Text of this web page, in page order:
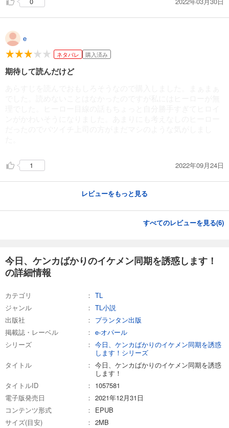
e
ネタバレ 購入済み
期待して読んだけど
1 2022年09月24日
レビューをもっと見る
すべてのレビューを見る(6)
今日、ケンカばかりのイケメン同期を誘惑します！
の詳細情報
カテゴリ
TL
ジャンル
TL小説
出版社
プランタン出版
掲載誌・レーベル
e-オパール
シリーズ
今日、ケンカばかりのイケメン同期を誘惑
します！シリーズ
タイトル
今日、ケンカばかりのイケメン同期を誘惑
します！
タイトルID
1057581
電子版発売日
2021年12月31日
コンテンツ形式
EPUB
サイズ(目安)
2MB